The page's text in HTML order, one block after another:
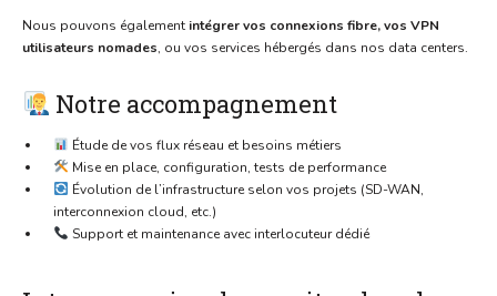
Nous pouvons également intégrer vos connexions fibre, vos VPN
utilisateurs nomades, ou vos services hébergés dans nos data centers.
Notre accompagnement
Étude de vos flux réseau et besoins métiers
Mise en place, configuration, tests de performance
Évolution de l’infrastructure selon vos projets (SD-WAN,
interconnexion cloud, etc.)
Support et maintenance avec interlocuteur dédié